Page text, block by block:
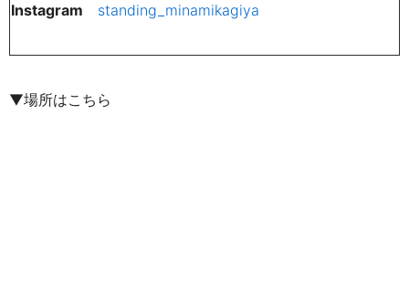
Instagram
standing_minamikagiya
▼場所はこちら